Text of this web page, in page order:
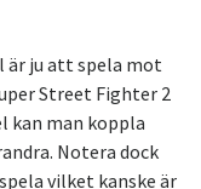
är ju att spela mot
Street Fighter 2
kan man koppla
Notera dock
vilket kanske är